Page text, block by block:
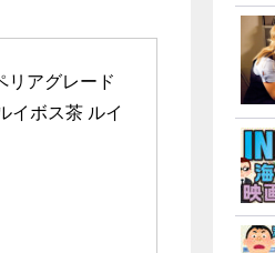
リアグレード
イボス茶 ルイ